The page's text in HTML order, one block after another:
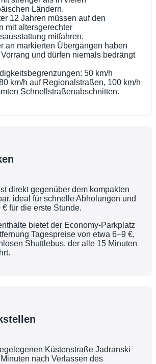
Ländern.
12 Jahren müssen auf den
mit altersgerechter
mitfahren.
an markierten Übergängen haben
und dürfen niemals bedrängt
50 km/h
km/h auf Regionalstraßen, 100 km/h
Schnellstraßenabschnitten.
direkt gegenüber dem kompakten
ideal für schnelle Abholungen und
€ für die erste Stunde.
bietet der Economy-Parkplatz
Tagespreise von etwa 6–9 €,
Shuttlebus, der alle 15 Minuten
Küstenstraße Jadranski
nach Verlassen des